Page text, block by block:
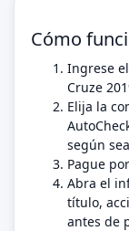
Cómo
Ingrese
Cruze
Elija la
según
Pague
Abra el
título,
antes de